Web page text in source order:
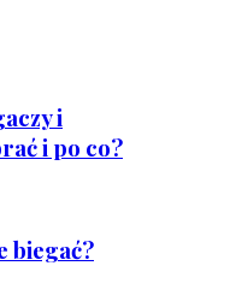
i
i po co?
biegać?